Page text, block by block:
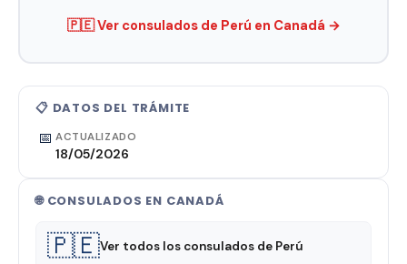
📋 DATOS DEL TRÁMITE
📅 ACTUALIZADO
18/05/2026
🌐 CONSULADOS EN CANADÁ
🇵🇪Ver todos los consulados de Perú
🇵🇪 Ver consulados de Perú en Canadá →